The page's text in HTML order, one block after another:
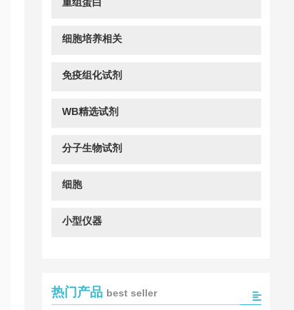
细胞培养相关
免疫组化试剂
WB精选试剂
分子生物试剂
细胞
小型仪器
热门产品 best seller